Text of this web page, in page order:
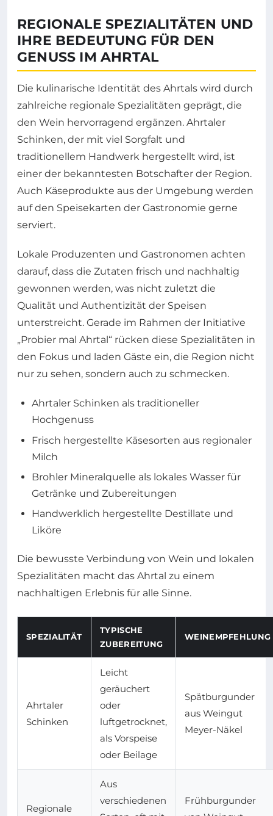
REGIONALE SPEZIALITÄTEN UND
IHRE BEDEUTUNG FÜR DEN
GENUSS IM AHRTAL
Die kulinarische Identität des Ahrtals wird durch
zahlreiche regionale Spezialitäten geprägt, die
den Wein hervorragend ergänzen. Ahrtaler
Schinken, der mit viel Sorgfalt und
traditionellem Handwerk hergestellt wird, ist
einer der bekanntesten Botschafter der Region.
Auch Käseprodukte aus der Umgebung werden
auf den Speisekarten der Gastronomie gerne
serviert.
Lokale Produzenten und Gastronomen achten
darauf, dass die Zutaten frisch und nachhaltig
gewonnen werden, was nicht zuletzt die
Qualität und Authentizität der Speisen
unterstreicht. Gerade im Rahmen der Initiative
„Probier mal Ahrtal“ rücken diese Spezialitäten in
den Fokus und laden Gäste ein, die Region nicht
nur zu sehen, sondern auch zu schmecken.
Ahrtaler Schinken als traditioneller
Hochgenuss
Frisch hergestellte Käsesorten aus regionaler
Milch
Brohler Mineralquelle als lokales Wasser für
Getränke und Zubereitungen
Handwerklich hergestellte Destillate und
Liköre
Die bewusste Verbindung von Wein und lokalen
Spezialitäten macht das Ahrtal zu einem
nachhaltigen Erlebnis für alle Sinne.
SPEZIALITÄT
TYPISCHE
ZUBEREITUNG
WEINEMPFEHLUNG
Ahrtaler
Schinken
Leicht
geräuchert
oder
luftgetrocknet,
als Vorspeise
oder Beilage
Spätburgunder
aus Weingut
Meyer-Näkel
Regionale
Aus
verschiedenen
Frühburgunder